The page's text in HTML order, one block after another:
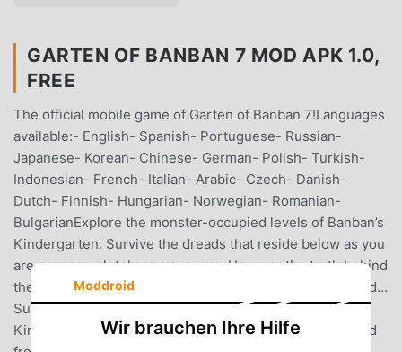
GARTEN OF BANBAN 7 MOD APK 1.0,
FREE
The official mobile game of Garten of Banban 7!Languages
available:- English- Spanish- Portuguese- Russian-
Japanese- Korean- Chinese- German- Polish- Turkish-
Indonesian- French- Italian- Arabic- Czech- Danish-
Dutch- Finnish- Hungarian- Norwegian- Romanian-
BulgarianExplore the monster-occupied levels of Banban’s
Kindergarten. Survive the dreads that reside below as you
are now completely on your own. Uncover the truth behind
the place, and find the whereabouts of your missing child…
Survive the monster-occupied levels of Banban’s
Kindergarten:After the latest events, you were separated
Moddroid
Wir brauchen Ihre Hilfe